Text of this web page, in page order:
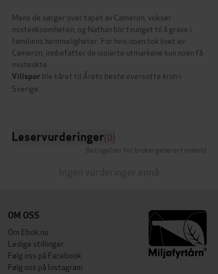
Mens de sørger over tapet av Cameron, vokser
mistenksomheten, og Nathan blir tvunget til å grave i
familiens hemmeligheter. For hvis noen tok livet av
Cameron, innbefatter de isolerte utmarkene kun noen få
mistenkte.
Villspor ble kåret til Årets beste oversatte krim i
Sverige.
Leservurderinger(0)
Betingelser for brukergenerert innhold
Ingen vurderinger ennå
OM OSS
Om Ebok.no
Ledige stillinger
Følg oss på Facebook
Følg oss på Instagram